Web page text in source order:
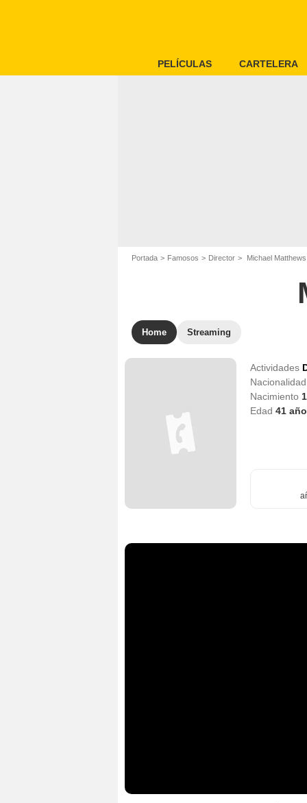
PELÍCULAS CARTELERA
Portada Famosos Director Michael Matthews
Home Streaming
Actividades
Nacimiento
Edad 41